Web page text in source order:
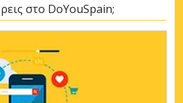
στο DoYouSpain;